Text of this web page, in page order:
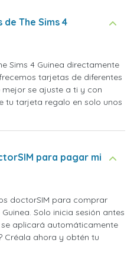
The Sims 4
Sims 4 Guinea directamente
tarjetas de diferentes
se ajuste a ti y con
tu tarjeta regalo en solo unos
para pagar mi
doctorSIM para comprar
Solo inicia sesión antes
aplicará automáticamente
Créala ahora y obtén tu